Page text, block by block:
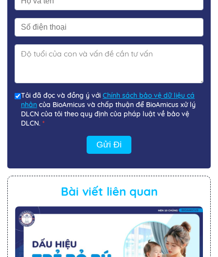
Tôi đã đọc và đồng ý với Chính sách bảo vệ dữ liệu cá
nhân của BioAmicus và chấp thuận để BioAmicus xử lý
DLCN của tôi theo quy định của pháp luật về bảo vệ
DLCN. *
Gửi Đi
Bài viết liên quan